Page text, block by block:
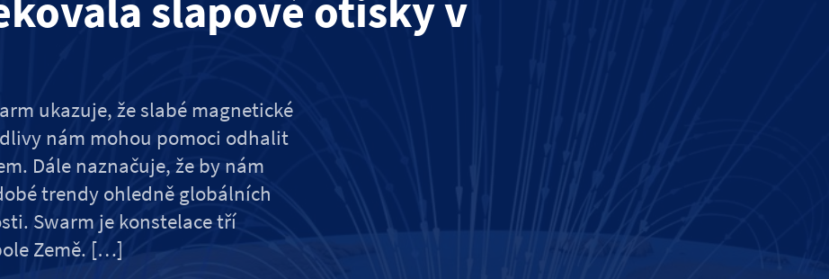
ukazuje, že slabé magnetické
nám mohou pomoci odhalit
Dále naznačuje, že by nám
trendy ohledně globálních
Swarm je konstelace tří
Země. […]